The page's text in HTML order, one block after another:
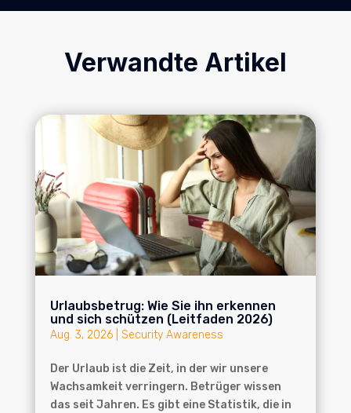
Verwandte Artikel
Urlaubsbetrug: Wie Sie ihn erkennen
und sich schützen (Leitfaden 2026)
Aug. 3, 2026| Security Awareness
Der Urlaub ist die Zeit, in der wir unsere
Wachsamkeit verringern. Betrüger wissen
das seit Jahren. Es gibt eine Statistik, die in